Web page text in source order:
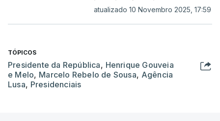
atualizado 10 Novembro 2025, 17:59
TÓPICOS
Presidente da República, Henrique Gouveia
e Melo, Marcelo Rebelo de Sousa, Agência
Lusa, Presidenciais